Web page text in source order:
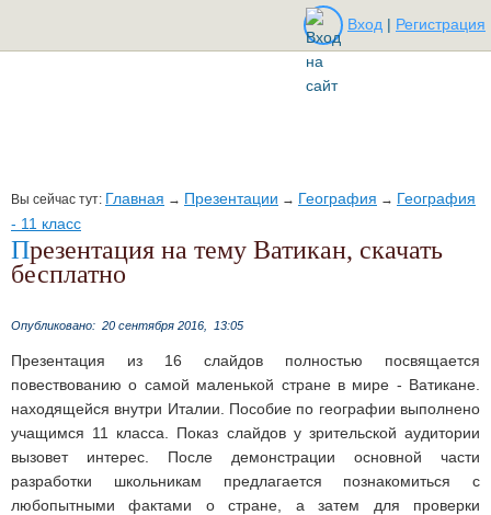
Вход | Регистрация
Вы сейчас тут: Главная → Презентации → География → География
- 11 класс
Презентация на тему Ватикан, скачать
бесплатно
Опубликовано: 20 сентября 2016, 13:05
Презентация из 16 слайдов полностью посвящается
повествованию о самой маленькой стране в мире - Ватикане.
находящейся внутри Италии. Пособие по географии выполнено
учащимся 11 класса. Показ слайдов у зрительской аудитории
вызовет интерес. После демонстрации основной части
разработки школьникам предлагается познакомиться с
любопытными фактами о стране, а затем для проверки